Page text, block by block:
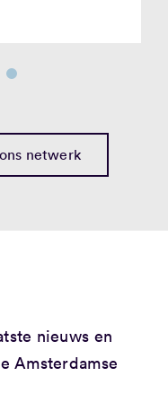
netwerk
nieuws en
Amsterdamse